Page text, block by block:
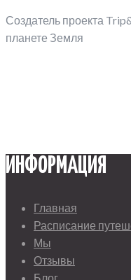
Создатель проекта
планете Земля
ИНФОРМАЦИЯ
Главная
Расписание
Мы
Отзывы